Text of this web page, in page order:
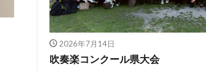
2026年7月14日
吹奏楽コンクール県大会